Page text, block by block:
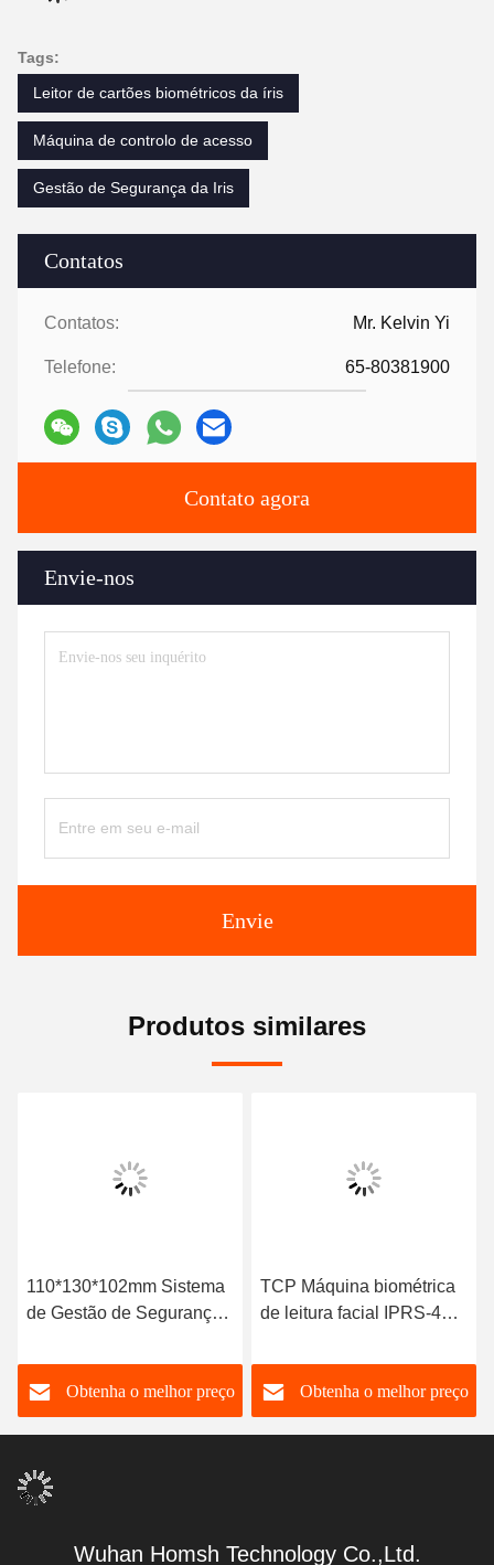
Contatos
Contatos: Mr. Kelvin Yi
Telefone: 65-80381900
Contato agora
Envie-nos
Envie
Tags:
Leitor de cartões biométricos da íris
Máquina de controlo de acesso
Gestão de Segurança da Iris
Produtos similares
110*130*102mm Sistema
de Gestão de Segurança
Obtenha o melhor preço
TCP Máquina biométrica
de leitura facial IPRS-485
facial para atendimento
Obtenha o melhor preço
Wuhan Homsh Technology Co.,Ltd.